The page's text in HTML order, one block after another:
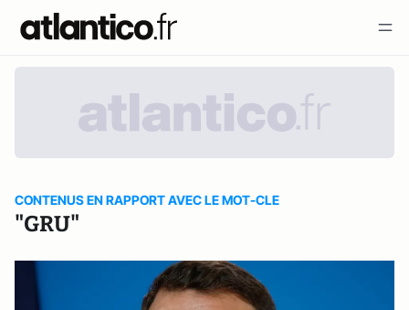
CONTENUS EN RAPPORT AVEC LE MOT-CLE
"GRU"